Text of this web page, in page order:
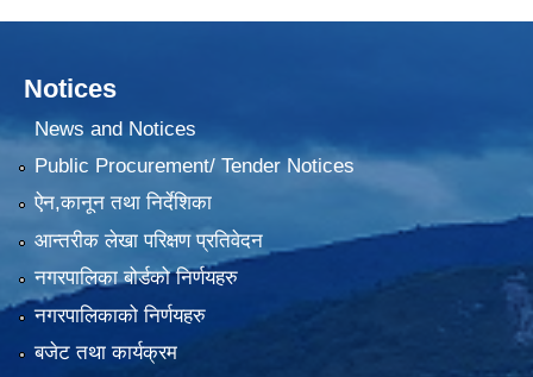
Notices
News and Notices
Public Procurement/ Tender Notices
ऐन,कानून तथा निर्देशिका
आन्तरीक लेखा परिक्षण प्रतिवेदन
नगरपालिका बोर्डको निर्णयहरु
नगरपालिकाको निर्णयहरु
बजेट तथा कार्यक्रम